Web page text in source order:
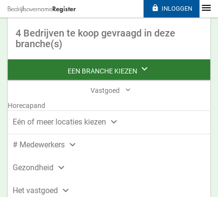
4 Bedrijven te koop gevraagd in deze
branche(s)
EEN BRANCHE KIEZEN 
Vastgoed 
Horecapand
Eén of meer locaties kiezen 
# Medewerkers 
Gezondheid 
Het vastgoed 
 INLOGGEN